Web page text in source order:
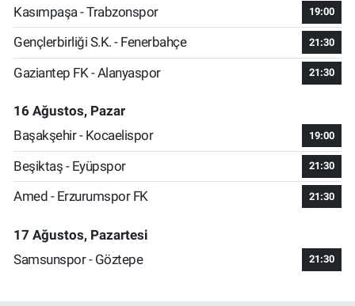
Kasımpaşa - Trabzonspor 19:00
Gençlerbirliği S.K. - Fenerbahçe 21:30
Gaziantep FK - Alanyaspor 21:30
16 Ağustos, Pazar
Başakşehir - Kocaelispor
19:00
Beşiktaş - Eyüpspor 21:30
Amed - Erzurumspor FK 21:30
17 Ağustos, Pazartesi
Samsunspor - Göztepe
21:30